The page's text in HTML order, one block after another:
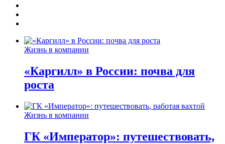
Жизнь в компании
«Каргилл» в России: почва для
роста
Жизнь в компании
ГК «Император»: путешествовать,